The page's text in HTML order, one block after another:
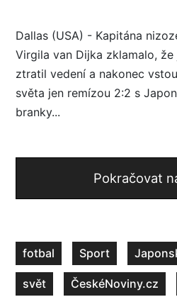
Dallas (USA) - Kapitána
Virgila van Dijka zklamalo,
ztratil vedení a nakonec
světa jen remízou 2:2 s
branky...
Pokračovat
fotbal Sport
svět ČeskéNoviny.cz